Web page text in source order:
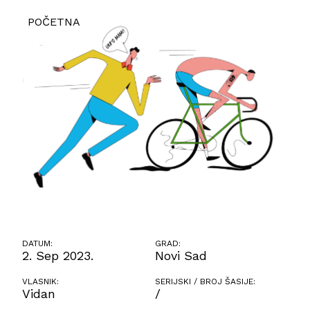
POČETNA
DATUM:
2. Sep 2023.
GRAD:
Novi Sad
VLASNIK:
Vidan
SERIJSKI / BROJ ŠASIJE:
/